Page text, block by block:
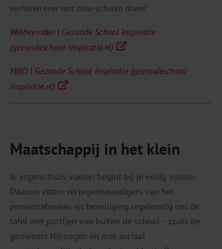
verhalen over wat mbo-scholen doen?
Welbevinden | Gezonde School Inspiratie
(gezondeschool-inspiratie.nl)
MBO | Gezonde School Inspiratie (gezondeschool-
inspiratie.nl)
Maatschappij in het klein
Je ergens thuis voelen begint bij je veilig voelen.
Daarom zitten vertegenwoordigers van het
presentiebureau en beveiliging regelmatig om de
tafel met partijen van buiten de school – zoals de
gemeente Nijmegen en met sociaal